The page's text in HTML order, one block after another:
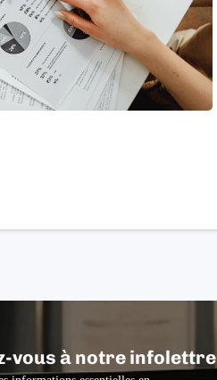
vous à notre infolettre